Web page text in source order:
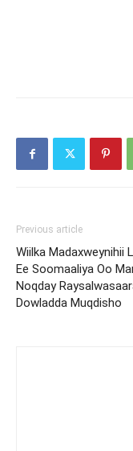
Previous article
Wiilka Madaxweynihii
Ee Soomaaliya Oo
Noqday
Dowladda Muqdisho